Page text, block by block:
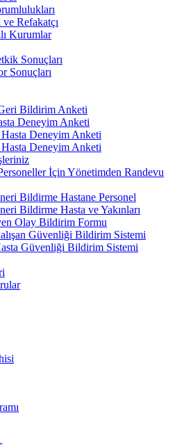
Refakatçı
Kurumlar
Sonuçları
Sonuçları
Bildirim Anketi
Deneyim Anketi
Deneyim Anketi
Deneyim Anketi
İçin Yönetimden Randevu
Bildirme Hastane Personel
Bildirme Hasta ve Yakınları
Olay Bildirim Formu
Güvenliği Bildirim Sistemi
Güvenliği Bildirim Sistemi